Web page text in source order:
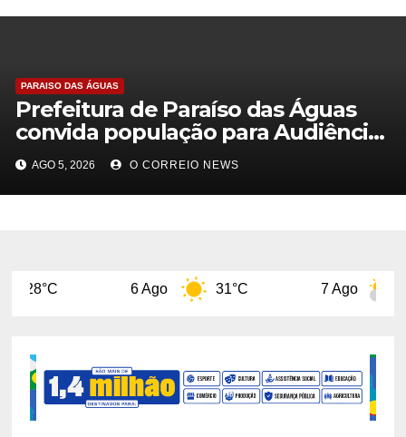
PARAISO DAS ÁGUAS
Prefeitura de Paraíso das Águas
convida população para Audiência
Pública de Avaliação das Metas
Fiscais do 1º Semestre de 2026
AGO 5, 2026 O CORREIO NEWS
6 Ago 31°C 7 Ago 29°C